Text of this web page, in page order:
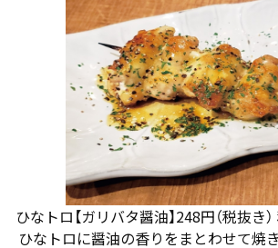
ひなトロ【ガリバタ醤油】248円（税抜き
ひなトロに醤油の香りをまとわせて焼